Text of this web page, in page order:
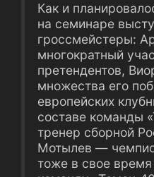
Как и
на семинаре
гроссмейстеры:
многократный
претендентов,
множества его
европейских
составе команды
тренер сборной
Мотылев ―
тоже в свое